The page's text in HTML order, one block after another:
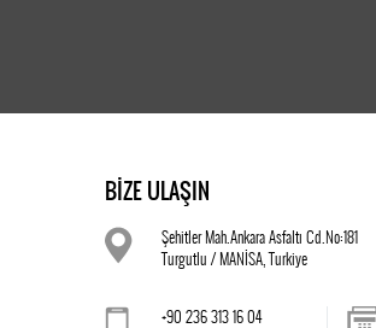
BİZE ULAŞIN
Şehitler Mah.Ankara Asfaltı Cd.No:181
Turgutlu / MANİSA, Turkiye
+90 236 313 16 04